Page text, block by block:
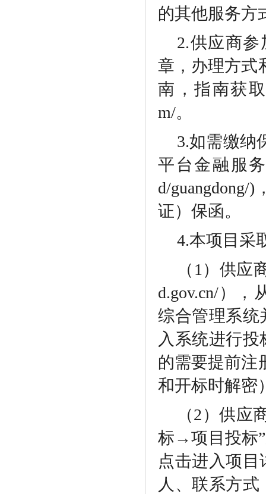
的其他服务方
2.供应商
章，办理方式
南，指南获取
m/。
3.如需缴纳
平台金融服务
d/guangdong/
证）保函。
4.本项目采
（ 1）供应
d.gov.cn/），
综合管理系统
入系统进行
的需要提前注
和开标时解密
（2）供应
标→项目投标
点击进入项
人、联系方